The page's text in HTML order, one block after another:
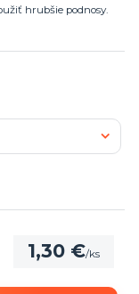
hrubšie podnosy.
1,30 €/ks